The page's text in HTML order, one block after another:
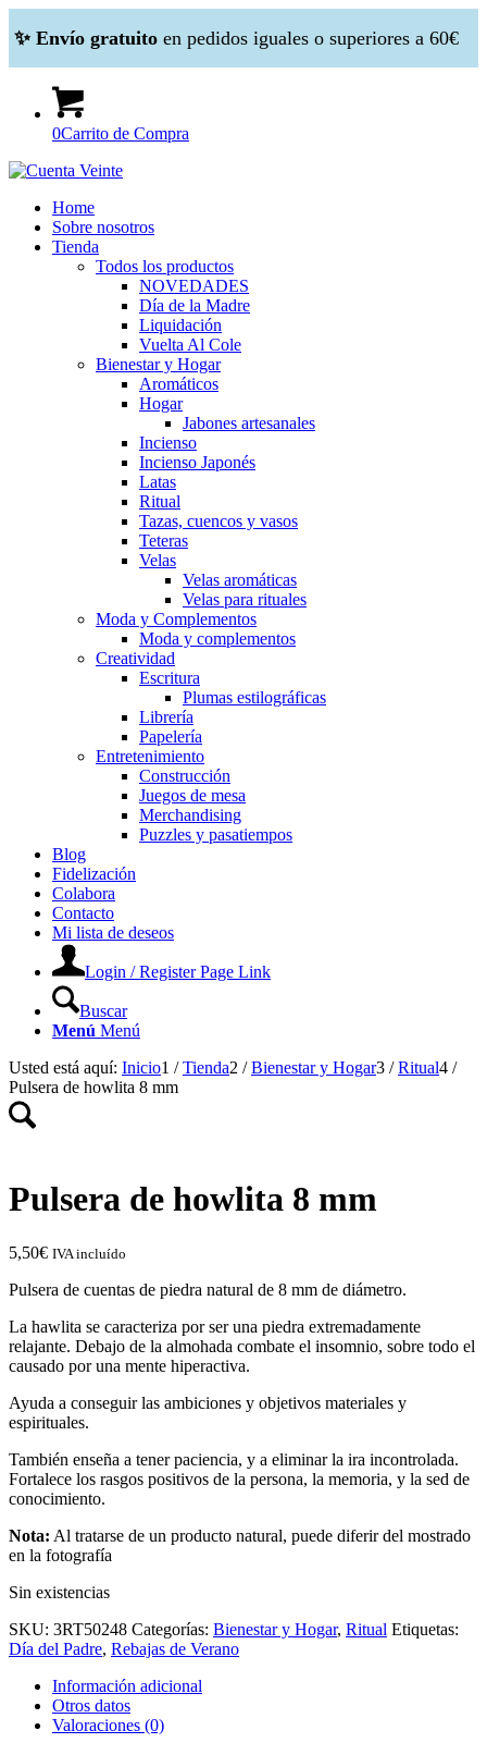
✨ Envío gratuito en pedidos iguales o superiores a 60€
0Carrito de Compra
Home
Sobre nosotros
Tienda
Todos los productos
NOVEDADES
Día de la Madre
Liquidación
Vuelta Al Cole
Bienestar y Hogar
Aromáticos
Hogar
Jabones artesanales
Incienso
Incienso Japonés
Latas
Ritual
Tazas, cuencos y vasos
Teteras
Velas
Velas aromáticas
Velas para rituales
Moda y Complementos
Moda y complementos
Creatividad
Escritura
Plumas estilográficas
Librería
Papelería
Entretenimiento
Construcción
Juegos de mesa
Merchandising
Puzzles y pasatiempos
Blog
Fidelización
Colabora
Contacto
Mi lista de deseos
Login / Register Page Link
Buscar
Menú Menú
Usted está aquí: Inicio1 / Tienda2 / Bienestar y Hogar3 / Ritual4 /
Pulsera de howlita 8 mm
Pulsera de howlita 8 mm
5,50€ IVA incluído
Pulsera de cuentas de piedra natural de 8 mm de diámetro.
La hawlita se caracteriza por ser una piedra extremadamente
relajante. Debajo de la almohada combate el insomnio, sobre todo el
causado por una mente hiperactiva.
Ayuda a conseguir las ambiciones y objetivos materiales y
espirituales.
También enseña a tener paciencia, y a eliminar la ira incontrolada.
Fortalece los rasgos positivos de la persona, la memoria, y la sed de
conocimiento.
Nota: Al tratarse de un producto natural, puede diferir del mostrado
en la fotografía
Sin existencias
SKU: 3RT50248 Categorías: Bienestar y Hogar, Ritual Etiquetas:
Día del Padre, Rebajas de Verano
Información adicional
Otros datos
Valoraciones (0)